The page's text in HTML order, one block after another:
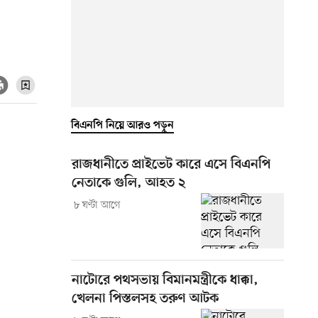
বিএনপি নিয়ে আরও পড়ুন
রাজধানীতে প্রাইভেট কারে এসে বিএনপি
নেতাকে গুলি, আহত ২
৮ ঘণ্টা আগে
নাটোরে পথসভায় বিমানমন্ত্রীকে ধাক্কা,
খেলনা পিস্তলসহ তরুণ আটক